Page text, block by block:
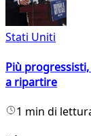
Stati Uniti
Più
a ripartire
1 min di